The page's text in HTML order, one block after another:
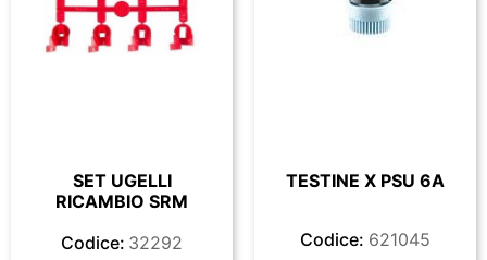
SET UGELLI
RICAMBIO SRM
Codice: 32292
TESTINE X PSU 6A
Codice: 621045